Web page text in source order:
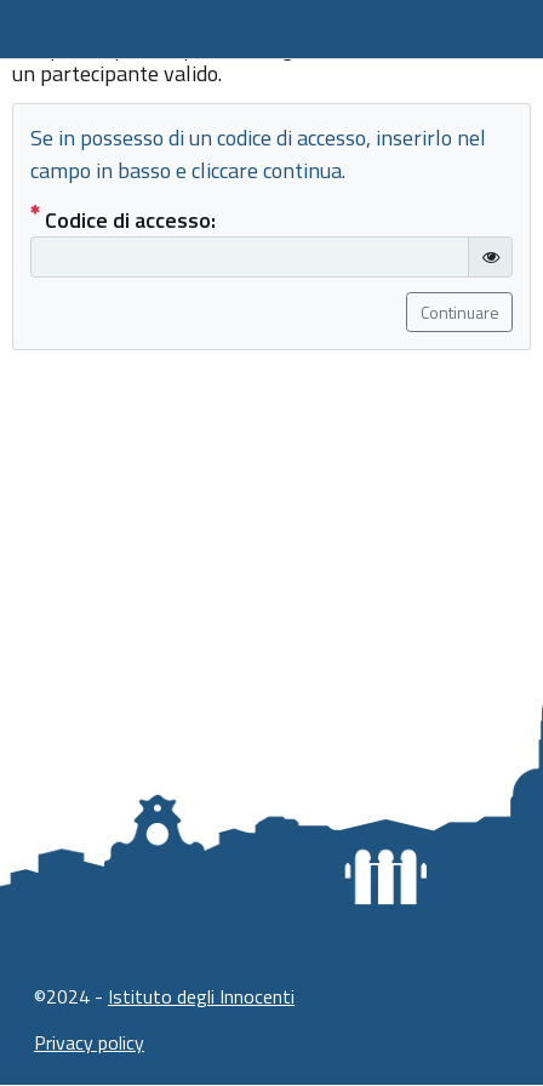
un partecipante valido.
Se in possesso di un codice di accesso, inserirlo nel
campo in basso e cliccare continua.
Codice di accesso:
Continuare
©2024 - Istituto degli Innocenti
Privacy policy